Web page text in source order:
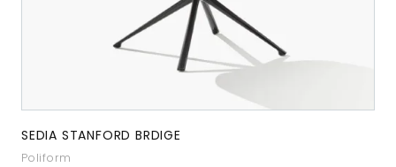
SEDIA STANFORD BRDIGE
Poliform